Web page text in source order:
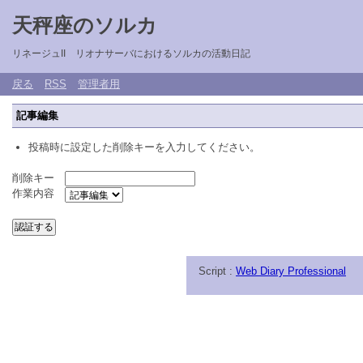
天秤座のソルカ
リネージュII リオナサーバにおけるソルカの活動日記
戻る RSS 管理者用
記事編集
投稿時に設定した削除キーを入力してください。
削除キー
作業内容
Script : Web Diary Professional